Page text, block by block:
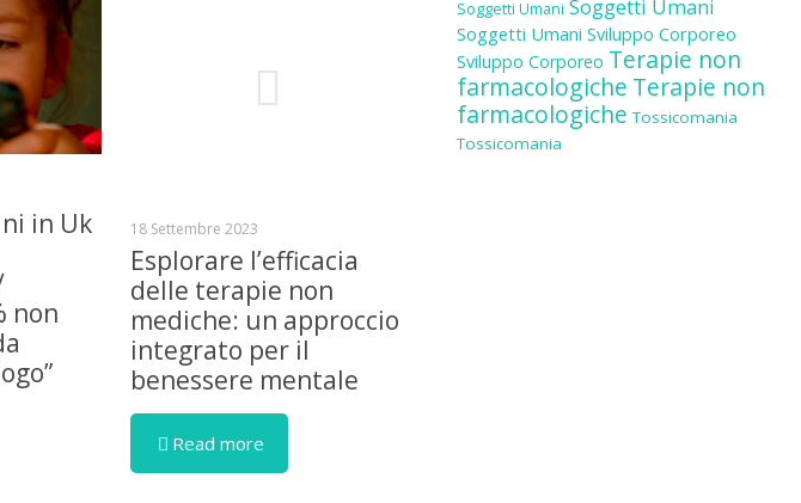
in Uk
non
18 Settembre 2023
Esplorare l’efficacia
delle terapie non
mediche: un approccio
integrato per il
benessere mentale
Read more
Soggetti Umani Soggetti Umani
Soggetti Umani Sviluppo Corporeo
Sviluppo Corporeo Terapie non
farmacologiche Terapie non
farmacologiche Tossicomania
Tossicomania